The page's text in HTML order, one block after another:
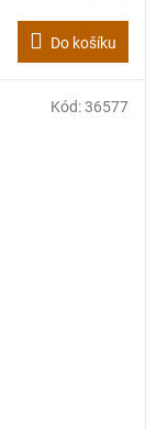
Do košíku
Kód:36577